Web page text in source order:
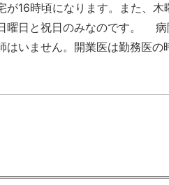
が16時頃になります。また、
曜日と祝日のみなのです。 病
はいません。開業医は勤務医の